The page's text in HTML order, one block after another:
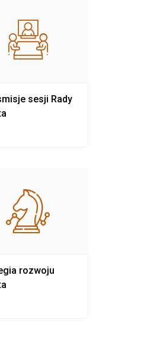
sesji Rady
rozwoju